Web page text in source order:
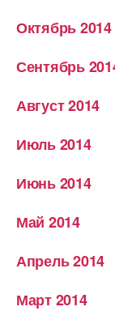
Октябрь 2014
Сентябрь
Август 2014
Июль 2014
Июнь 2014
Май 2014
Апрель 2014
Март 2014